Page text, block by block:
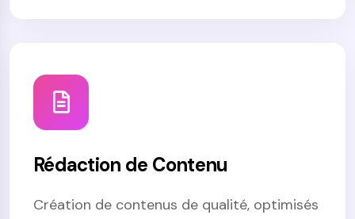
Rédaction de Contenu
Création de contenus de qualité, optimisés